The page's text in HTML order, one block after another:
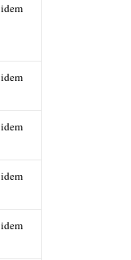
idem
idem
idem
idem
idem